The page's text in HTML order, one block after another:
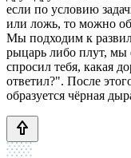
если по условию
или ложь, то можно
Мы подходим к
рыцарь либо плут, мы
спросил тебя, какая
ответил?". После
образуется чёрная